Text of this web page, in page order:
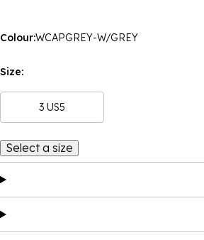
Colour:WCAPGREY-W/GREY
Size:
3 US5
Select a size